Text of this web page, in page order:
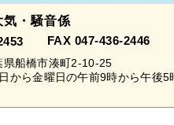
・騒音係
FAX 047-436-2446
船橋市湊町2-10-25
から金曜日の午前9時から午